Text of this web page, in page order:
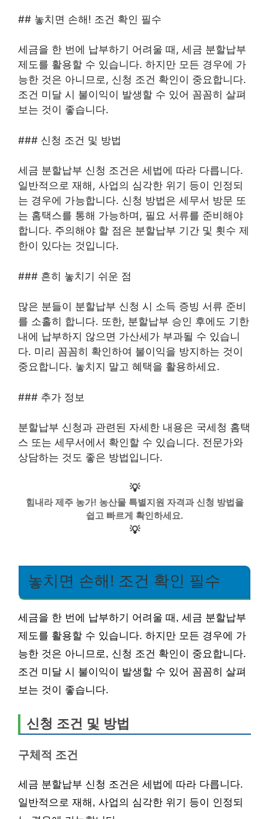
## 놓치면 손해! 조건 확인 필수
세금을 한 번에 납부하기 어려울 때, 세금 분할납부
제도를 활용할 수 있습니다. 하지만 모든 경우에 가
능한 것은 아니므로, 신청 조건 확인이 중요합니다.
조건 미달 시 불이익이 발생할 수 있어 꼼꼼히 살펴
보는 것이 좋습니다.
### 신청 조건 및 방법
세금 분할납부 신청 조건은 세법에 따라 다릅니다.
일반적으로 재해, 사업의 심각한 위기 등이 인정되
는 경우에 가능합니다. 신청 방법은 세무서 방문 또
는 홈택스를 통해 가능하며, 필요 서류를 준비해야
합니다. 주의해야 할 점은 분할납부 기간 및 횟수 제
한이 있다는 것입니다.
### 흔히 놓치기 쉬운 점
많은 분들이 분할납부 신청 시 소득 증빙 서류 준비
를 소홀히 합니다. 또한, 분할납부 승인 후에도 기한
내에 납부하지 않으면 가산세가 부과될 수 있습니
다. 미리 꼼꼼히 확인하여 불이익을 방지하는 것이
중요합니다. 놓치지 말고 혜택을 활용하세요.
### 추가 정보
분할납부 신청과 관련된 자세한 내용은 국세청 홈택
스 또는 세무서에서 확인할 수 있습니다. 전문가와
상담하는 것도 좋은 방법입니다.
💡
힘내라 제주 농가! 농산물 특별지원 자격과 신청 방법을
쉽고 빠르게 확인하세요.
💡
놓치면 손해! 조건 확인 필수
세금을 한 번에 납부하기 어려울 때, 세금 분할납부
제도를 활용할 수 있습니다. 하지만 모든 경우에 가
능한 것은 아니므로, 신청 조건 확인이 중요합니다.
조건 미달 시 불이익이 발생할 수 있어 꼼꼼히 살펴
보는 것이 좋습니다.
신청 조건 및 방법
구체적 조건
세금 분할납부 신청 조건은 세법에 따라 다릅니다.
일반적으로 재해, 사업의 심각한 위기 등이 인정되